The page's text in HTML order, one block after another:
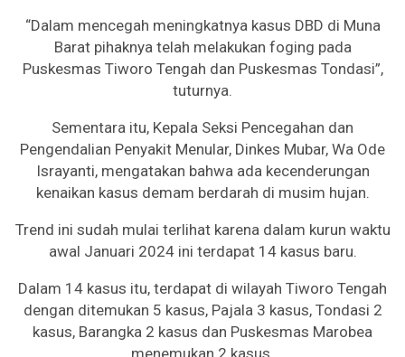
“Dalam mencegah meningkatnya kasus DBD di Muna
Barat pihaknya telah melakukan foging pada
Puskesmas Tiworo Tengah dan Puskesmas Tondasi”,
tuturnya.
Sementara itu, Kepala Seksi Pencegahan dan
Pengendalian Penyakit Menular, Dinkes Mubar, Wa Ode
Israyanti, mengatakan bahwa ada kecenderungan
kenaikan kasus demam berdarah di musim hujan.
Trend ini sudah mulai terlihat karena dalam kurun waktu
awal Januari 2024 ini terdapat 14 kasus baru.
Dalam 14 kasus itu, terdapat di wilayah Tiworo Tengah
dengan ditemukan 5 kasus, Pajala 3 kasus, Tondasi 2
kasus, Barangka 2 kasus dan Puskesmas Marobea
menemukan 2 kasus.